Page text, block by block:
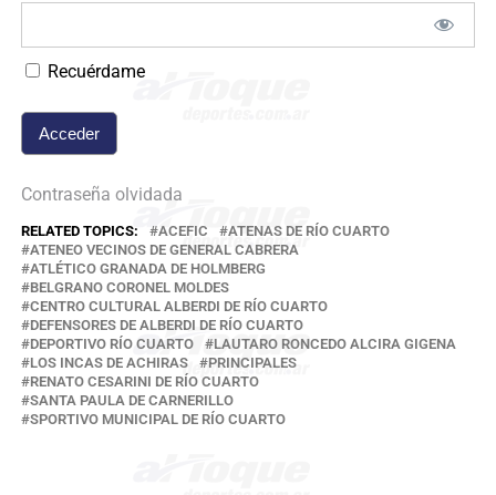
Recuérdame
Contraseña olvidada
RELATED TOPICS: ACEFIC
ATENAS DE RÍO CUARTO
ATENEO VECINOS DE GENERAL CABRERA
ATLÉTICO GRANADA DE HOLMBERG
BELGRANO CORONEL MOLDES
CENTRO CULTURAL ALBERDI DE RÍO CUARTO
DEFENSORES DE ALBERDI DE RÍO CUARTO
DEPORTIVO RÍO CUARTO
LAUTARO RONCEDO ALCIRA GIGENA
LOS INCAS DE ACHIRAS
PRINCIPALES
RENATO CESARINI DE RÍO CUARTO
SANTA PAULA DE CARNERILLO
SPORTIVO MUNICIPAL DE RÍO CUARTO